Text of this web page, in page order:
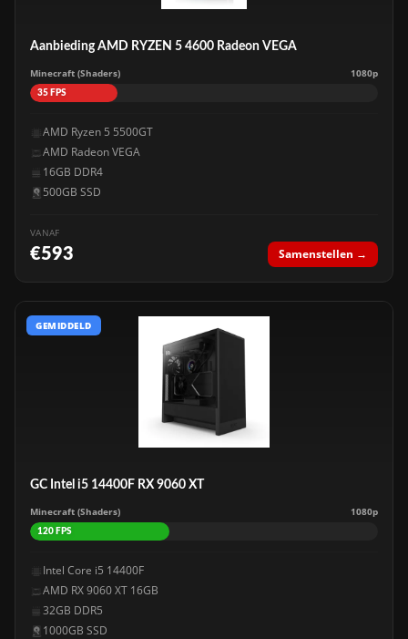
Aanbieding AMD RYZEN 5 4600 Radeon VEGA
Minecraft (Shaders) 1080p
35 FPS
AMD Ryzen 5 5500GT
AMD Radeon VEGA
16GB DDR4
500GB SSD
VANAF
€593 Samenstellen →
GEMIDDELD
GC Intel i5 14400F RX 9060 XT
Minecraft (Shaders) 1080p
120 FPS
Intel Core i5 14400F
AMD RX 9060 XT 16GB
32GB DDR5
1000GB SSD